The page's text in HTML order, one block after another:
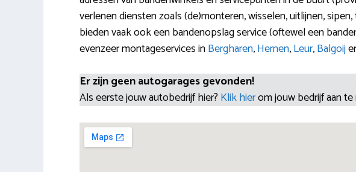
verlenen diensten zoals (de)monteren, wisselen, uitlijnen,
bieden vaak ook een bandenopslag service (oftewel een
evenzeer montageservices inBergharen,Hernen,Leur,Balgoij
Er zijn geen autogarages gevonden!
Als eerste jouw autobedrijf hier? Klik hierom jouw bedrijf aan